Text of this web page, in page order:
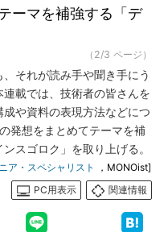
ーマを補強する「デ
（2/3 ページ）
それが読み手や聞き手にう
載では、技術者の皆さんを
や資料の表現方法などにつ
発想をまとめてテーマを補
スゴロク」を取り上げる。
ア・スペシャリスト
，MONOist]
PC用表示
関連情報